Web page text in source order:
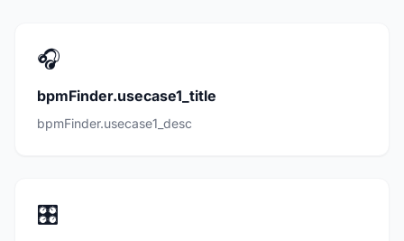
🎧
bpmFinder.usecase1_title
bpmFinder.usecase1_desc
🎛️